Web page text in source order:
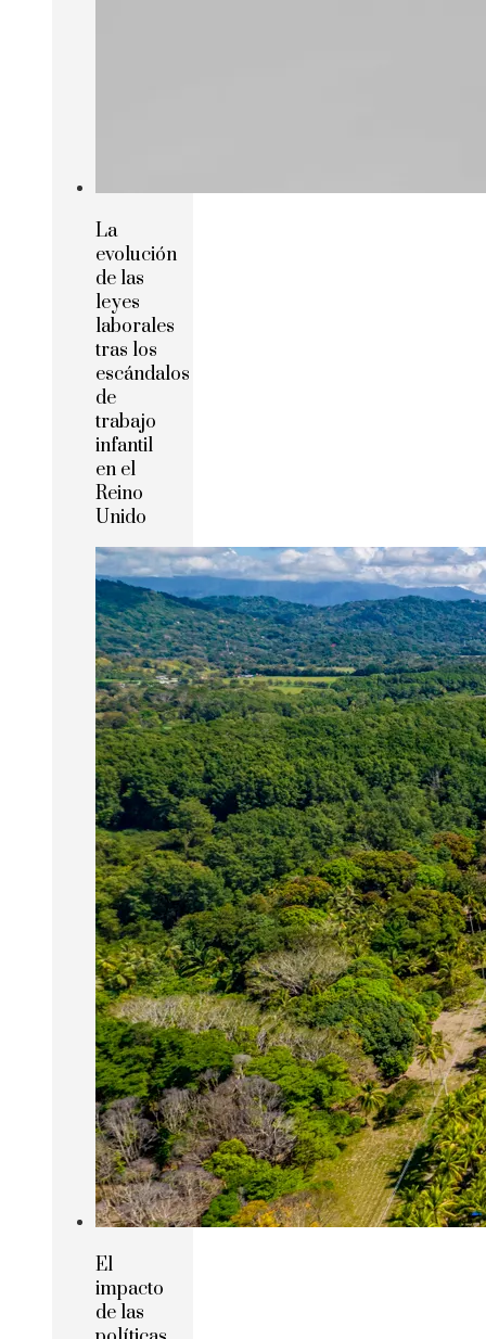
La
evolución
de las
leyes
laborales
tras los
escándalos
de
trabajo
infantil
en el
Reino
Unido
El
impacto
de las